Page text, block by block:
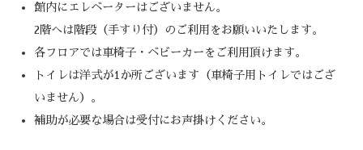
館内にエレベーターはございません。
2階へは階段（手すり付）のご利用をお願いいたします。
各フロアでは車椅子・ベビーカーをご利用頂けます。
トイレは洋式が1か所ございます（車椅子用トイレではござ
いません）。
補助が必要な場合は受付にお声掛けください。